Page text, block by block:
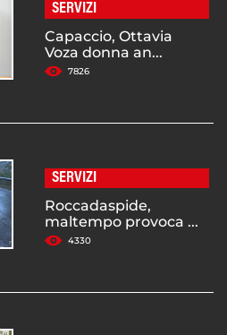
SERVIZI
Capaccio, Ottavia
Voza donna an...
7826
SERVIZI
Roccadaspide,
maltempo provoca ...
4330